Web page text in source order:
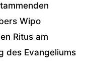
Wipo
Ritus am
des Evangeliums